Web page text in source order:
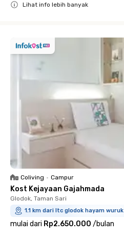
Lihat info lebih banyak
Coliving • Campur
Kost Kejayaan Gajahmada
Glodok, Taman Sari
1.1 km dari ltc glodok hayam wuruk
mulai dari Rp2.650.000 /bulan